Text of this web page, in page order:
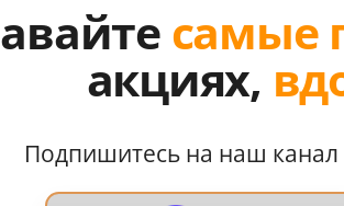
самые
акциях,
Подпишитесь на наш канал